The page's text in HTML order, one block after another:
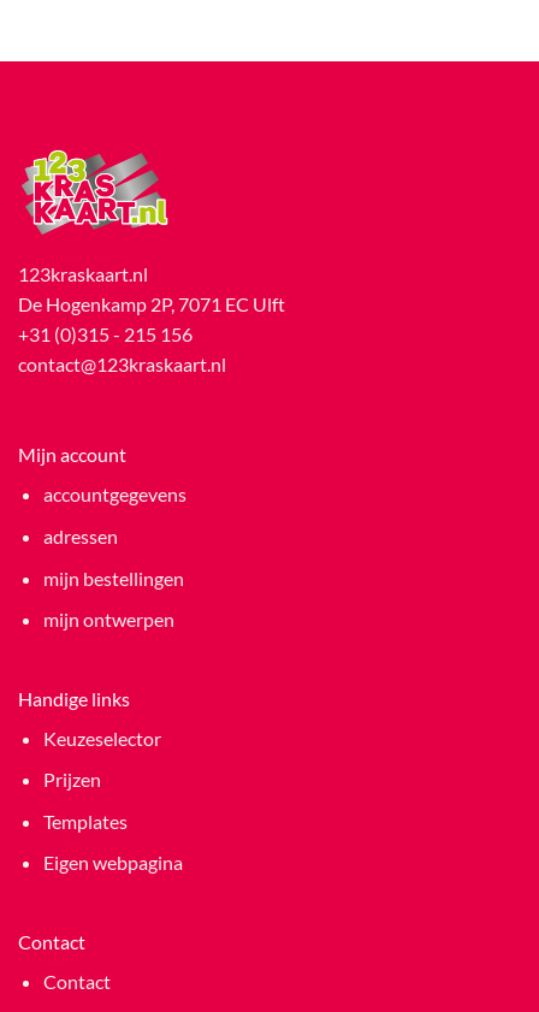
123kraskaart.nl
De Hogenkamp 2P, 7071 EC Ulft
+31 (0)315 - 215 156
contact@123kraskaart.nl
Mijn account
accountgegevens
adressen
mijn bestellingen
mijn ontwerpen
Handige links
Keuzeselector
Prijzen
Templates
Eigen webpagina
Contact
Contact